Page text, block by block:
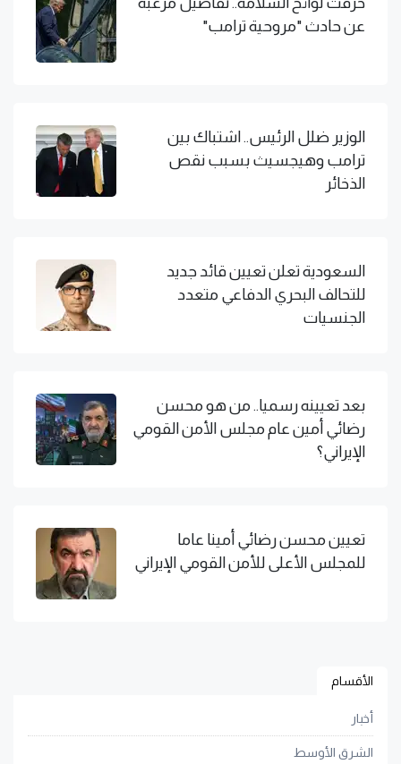
عن حادث "مروحية ترامب"
الوزير ضلل الرئيس.. اشتباك بين
ترامب وهيجسيث بسبب نقص
الذخائر
السعودية تعلن تعيين قائد جديد
للتحالف البحري الدفاعي متعدد
الجنسيات
بعد تعيينه رسميا.. من هو محسن
رضائي أمين عام مجلس الأمن القومي
الإيراني؟
تعيين محسن رضائي أمينا عاما
للمجلس الأعلى للأمن القومي الإيراني
الأقسام
أخبار
الشرق الأوسط